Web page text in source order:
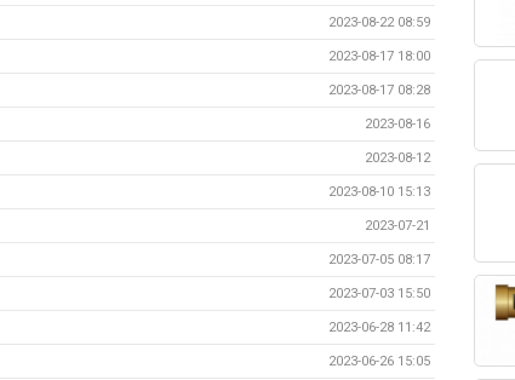
2023-08-22 08:59
2023-08-17 18:00
2023-08-17 08:28
2023-08-16
2023-08-12
2023-08-10 15:13
2023-07-21
2023-07-05 08:17
2023-07-03 15:50
2023-06-28 11:42
2023-06-26 15:05